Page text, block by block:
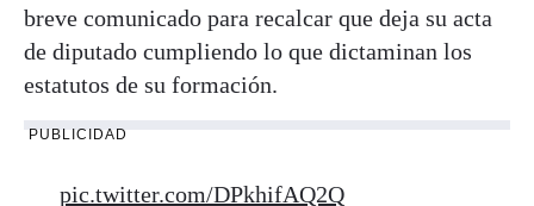
breve comunicado para recalcar que deja su acta
de diputado cumpliendo lo que dictaminan los
estatutos de su formación.
PUBLICIDAD
pic.twitter.com/DPkhifAQ2Q